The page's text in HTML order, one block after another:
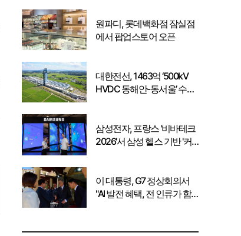
원파디, 롯데백화점 잠실점
에서 팝업스토어 오픈
대한전선, 1463억 ‘500kV
HVDC 동해안-동서울’ 수
삼성전자, 프랑스 '비바테크
2026'서 삼성 헬스 기반 '커
이 대통령, G7 정상회의서
"AI 발전 혜택, 전 인류가 함